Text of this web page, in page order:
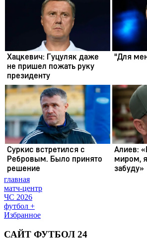
главная
матч-центр
ЧС 2026
футбол +
Избранное
САЙТ ФУТБОЛ 24